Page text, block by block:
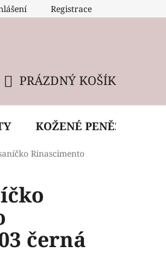
podmínky
Registrace
KOŠÍK
PRÁZDNÝ KOŠÍK
KOŽENÉ PENĚŽENKY
Rinascimento
černá